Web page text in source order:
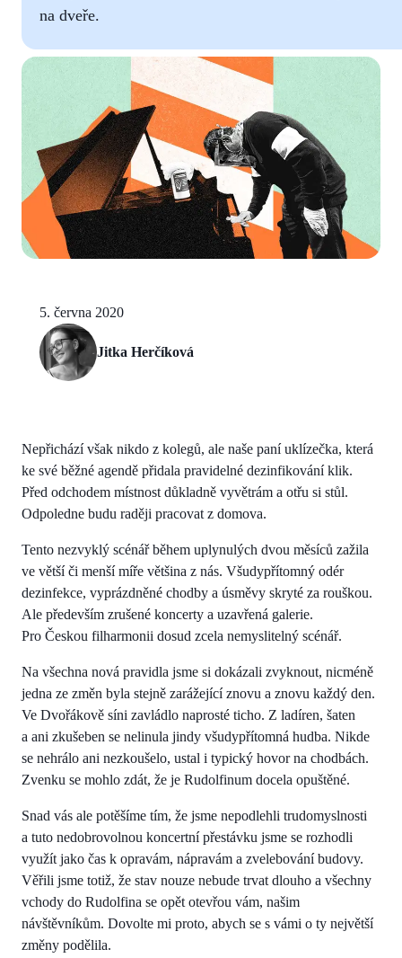
na dveře.
5. června 2020
Jitka Herčíková
Nepřichází však nikdo z kolegů, ale naše paní uklízečka, která
ke své běžné agendě přidala pravidelné dezinfikování klik.
Před odchodem místnost důkladně vyvětrám a otřu si stůl.
Odpoledne budu raději pracovat z domova.
Tento nezvyklý scénář během uplynulých dvou měsíců zažila
ve větší či menší míře většina z nás. Všudypřítomný odér
dezinfekce, vyprázdněné chodby a úsměvy skryté za rouškou.
Ale především zrušené koncerty a uzavřená galerie.
Pro Českou filharmonii dosud zcela nemyslitelný scénář.
Na všechna nová pravidla jsme si dokázali zvyknout, nicméně
jedna ze změn byla stejně zarážející znovu a znovu každý den.
Ve Dvořákově síni zavládlo naprosté ticho. Z ladíren, šaten
a ani zkušeben se nelinula jindy všudypřítomná hudba. Nikde
se nehrálo ani nezkoušelo, ustal i typický hovor na chodbách.
Zvenku se mohlo zdát, že je Rudolfinum docela opuštěné.
Snad vás ale potěšíme tím, že jsme nepodlehli trudomyslnosti
a tuto nedobrovolnou koncertní přestávku jsme se rozhodli
využít jako čas k opravám, nápravám a zvelebování budovy.
Věřili jsme totiž, že stav nouze nebude trvat dlouho a všechny
vchody do Rudolfina se opět otevřou vám, našim
návštěvníkům. Dovolte mi proto, abych se s vámi o ty největší
změny podělila.